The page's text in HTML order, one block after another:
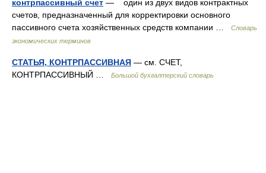
контрпассивный счет — один из двух видов контрактных
счетов, предназначенный для корректировки основного
пассивного счета хозяйственных средств компании …
Словарь
экономических терминов
СТАТЬЯ, КОНТРПАССИВНАЯ — см. СЧЕТ,
КОНТРПАССИВНЫЙ …
Большой бухгалтерский словарь